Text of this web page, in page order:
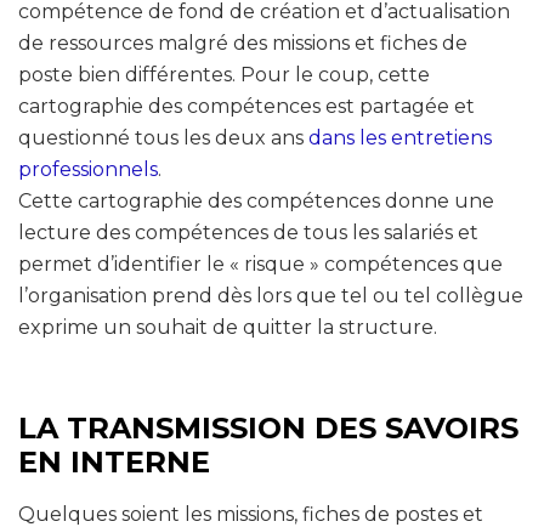
compétence de fond de création et d’actualisation
de ressources malgré des missions et fiches de
poste bien différentes. Pour le coup, cette
cartographie des compétences est partagée et
questionné tous les deux ans dans les entretiens
professionnels.
Cette cartographie des compétences donne une
lecture des compétences de tous les salariés et
permet d’identifier le « risque » compétences que
l’organisation prend dès lors que tel ou tel collègue
exprime un souhait de quitter la structure.
LA TRANSMISSION DES SAVOIRS
EN INTERNE
Quelques soient les missions, fiches de postes et